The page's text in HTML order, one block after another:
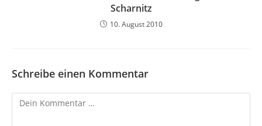
Scharnitz
10. August 2010
Schreibe einen Kommentar
Kommentar